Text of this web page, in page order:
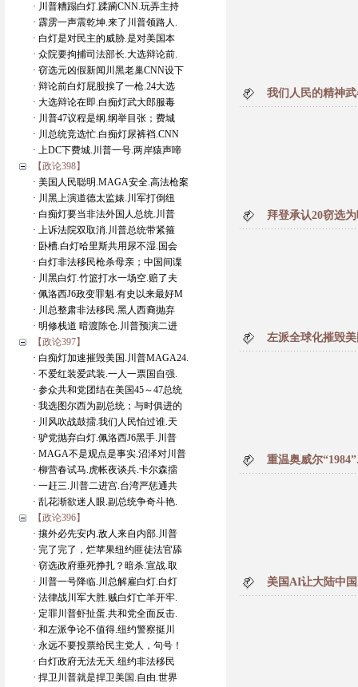
· 川普糟蹋白灯.蹂躏CNN.玩弄主持
· 霹雳一声震乾坤.来了川普领路人.
· 白灯是对民主的威胁.是对美国本
· 众院要拘捕司法部长.大选辩论前.
· 窃选元凶假新闻川黑老巢CNN设下
· 辩论前白灯屁股挨了一枪.24大选
· 大选辩论在即.白痴灯武大郎服毒
· 川普47议程是纲.纲举目张；费城
· 川总统竞选忙.白痴灯尿裤裆.CNN
· 上DC下费城.川普一号.两岸猿声啼
【政论398】
· 美国人民聪明.MAGA安全.高法枪案
· 川黑上演道德太监婊.川军打倒纽
· 白痴灯要当非法外国人总统.川普
· 上诉法院双取消.川普总统带紧箍
· 卧槽.白灯哈里斯共用尿不湿.国会
· 白灯非法移民枪杀母亲；中国间谍
· 川黑白灯.竹篮打水一场空.赔了夫
· 佩洛西J6政变罪魁.有史以来最好M
· 川总整肃非法移民.黑人西裔抛弃
· 明修栈道 暗渡陈仓.川普预演二进
【政论397】
· 白痴灯加速摧毁美国.川普MAGA24.
· 不爱红装爱武装.一人一票国自强.
· 参众共和党团结在美国45～47总统
· 我选图尔西为副总统；与时俱进的
· 川风吹战鼓擂.我们人民怕过谁.天
· 驴党抛弃白灯.佩洛西J6黑手.川普
· MAGA不是观点是事实.沼泽对川普
· 柳营春试马.虎帐夜谈兵.卡尔森擂
· 一赶三.川普二进宫.台湾严惩通共
· 乱花渐欲迷人眼.副总统争奇斗艳.
【政论396】
· 攘外必先安内.敌人来自内部.川普
· 完了完了，烂苹果纽约匪徒法官舔
· 窃选政府垂死挣扎？暗杀.宣战.取
· 川普一号降临.川总解雇白灯.白灯
· 法律战川军大胜.贼白灯亡羊开牢.
· 定罪川普虾扯蛋.共和党全面反击.
· 和左派争论不值得.纽约警察挺川
· 永远不要投票给民主党人，句号！
· 白灯政府无法无天.纽约非法移民
· 捍卫川普就是捍卫美国.自由.世界
我们人民的精神
拜登承认20窃选
左派全球化摧毁
重温奥威尔
美国AI让大陆中